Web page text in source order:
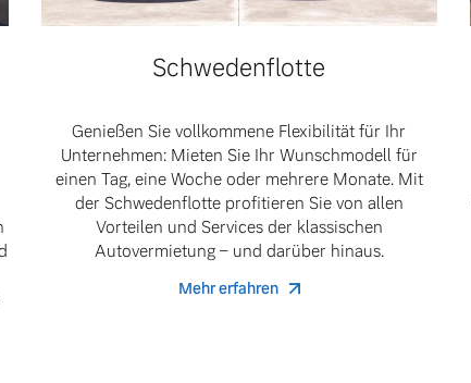
Schwedenflotte
Genießen Sie vollkommene Flexibilität für Ihr
Unternehmen: Mieten Sie Ihr Wunschmodell für
einen Tag, eine Woche oder mehrere Monate. Mit
der Schwedenflotte profitieren Sie von allen
Vorteilen und Services der klassischen
Autovermietung – und darüber hinaus.
Mehr erfahren